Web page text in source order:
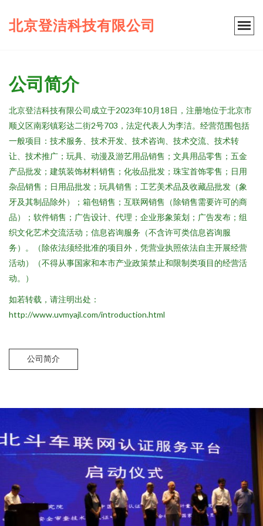
北京登洁科技有限公司
公司简介
北京登洁科技有限公司成立于2023年10月18日，注册地位于北京市
顺义区南彩镇彩达二街2号703，法定代表人为李洁。经营范围包括
一般项目：技术服务、技术开发、技术咨询、技术交流、技术转
让、技术推广；玩具、动漫及游艺用品销售；文具用品零售；五金
产品批发；建筑装饰材料销售；化妆品批发；珠宝首饰零售；日用
杂品销售；日用品批发；玩具销售；工艺美术品及收藏品批发（象
牙及其制品除外）；箱包销售；互联网销售（除销售需要许可的商
品）；软件销售；广告设计、代理；企业形象策划；广告发布；组
织文化艺术交流活动；信息咨询服务（不含许可类信息咨询服
务）。（除依法须经批准的项目外，凭营业执照依法自主开展经营
活动）（不得从事国家和本市产业政策禁止和限制类项目的经营活
动。）
如若转载，请注明出处：
http://www.uvmyajl.com/introduction.html
公司简介